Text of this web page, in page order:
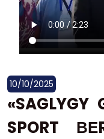
10/10/2025
«SAGLYGY
SPORT